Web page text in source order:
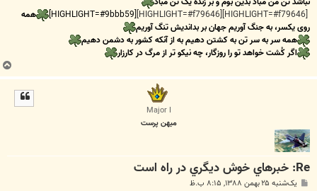
[HIGHLIGHT=#f79646][HIGHLIGHT=#f79646]
[HIGHLIGHT=#9bbb59]
همه
روی یکسر، به جنگ آوریم جهان بر بداندیش تنگ آوریم
همه سر به سر تن به کشتن دهیم به از آنکه کشور به دشمن دهیم
اگر کُشت خواهد تو را روزگار، چه نیکو تر از مرگ در کارزار
Major I
میهن پرست
Re: خبرهاي خوش ديگري در راه است
یک‌شنبه ۲۵ بهمن ۱۳۸۸, ۸:۱۵ ب.ظ